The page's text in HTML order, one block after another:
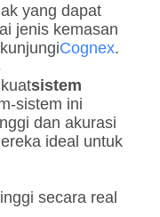
yang dapat
jenis kemasan
Cognex.
sistem
sistem ini
dan akurasi
ideal untuk
secara real